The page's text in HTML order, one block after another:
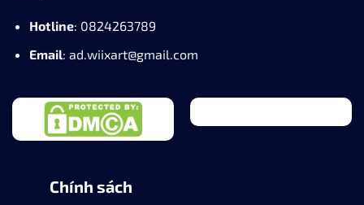
Hotline: 0824263789
Email: ad.wiixart@gmail.com
Chính sách